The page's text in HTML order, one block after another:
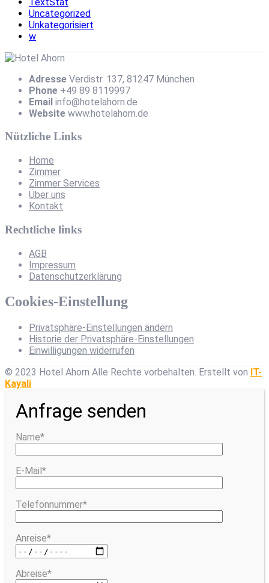
Uncategorized
Unkategorisiert
w
Adresse Verdistr. 137, 81247 München
Phone +49 89 8119997
Email info@hotelahorn.de
Website www.hotelahorn.de
Nützliche Links
Home
Zimmer
Zimmer Services
Über uns
Kontakt
Rechtliche links
AGB
Impressum
Datenschutzerklärung
Cookies-Einstellung
Privatsphäre-Einstellungen ändern
Historie der Privatsphäre-Einstellungen
Einwilligungen widerrufen
© 2023 Hotel Ahorn Alle Rechte vorbehalten. Erstellt von IT-
Kayali
Anfrage senden
Name*
E-Mail*
Telefonnummer*
Anreise*
Abreise*